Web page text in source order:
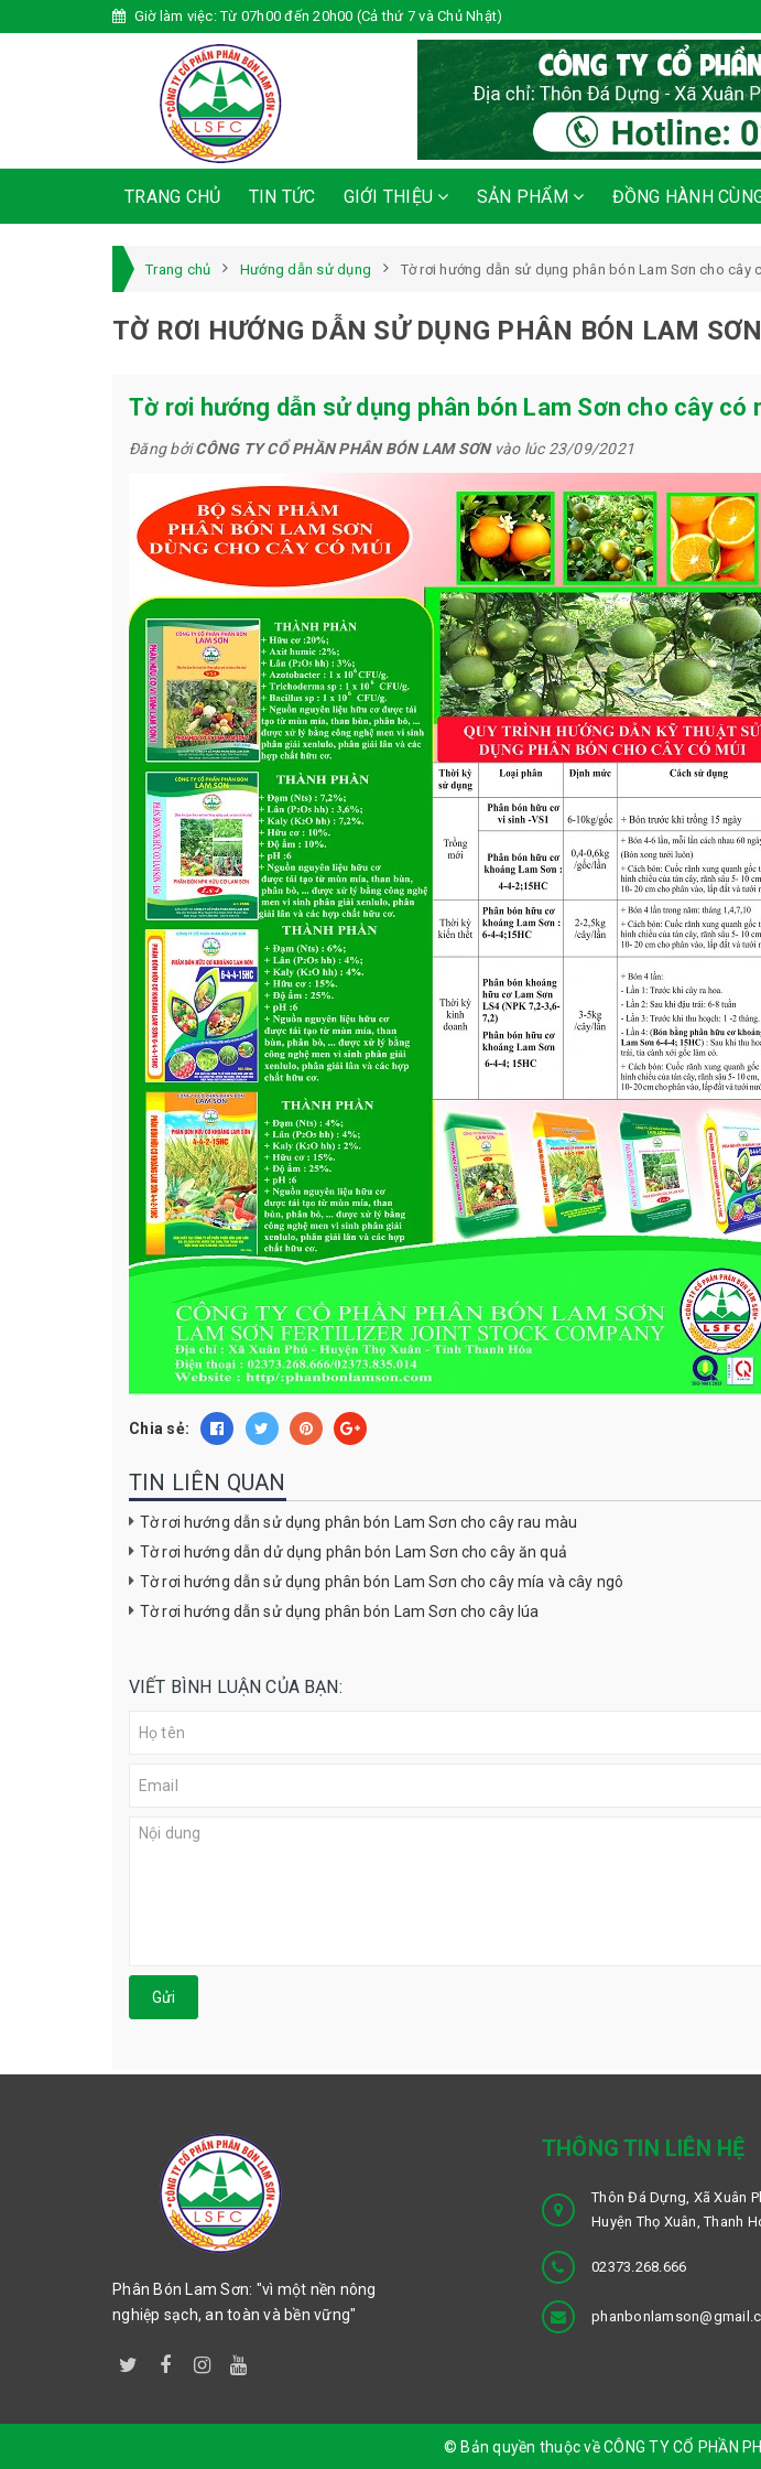
Giờ làm việc: Từ 07h00 đến 20h00 (Cả thứ 7 và Chủ Nhật)
TRANG CHỦ TIN TỨC GIỚI THIỆU SẢN PHẨM ĐỒNG HÀNH
Trang chủ Hướng dẫn sử dụng Tờ rơi hướng dẫn sử dụng phân bón Lam Sơn cho cây
TỜ RƠI HƯỚNG DẪN SỬ DỤNG PHÂN BÓN LAM
Tờ rơi hướng dẫn sử dụng phân bón Lam Sơn cho cây có
Đăng bởiCÔNG TY CỔ PHẦN PHÂN BÓN LAM SƠNvào lúc 23/09/2021
Chia sẻ:
TIN LIÊN QUAN
Tờ rơi hướng dẫn sử dụng phân bón Lam Sơn cho cây rau màu
Tờ rơi hướng dẫn dử dụng phân bón Lam Sơn cho cây ăn quả
Tờ rơi hướng dẫn sử dụng phân bón Lam Sơn cho cây mía và cây ngô
Tờ rơi hướng dẫn sử dụng phân bón Lam Sơn cho cây lúa
VIẾT BÌNH LUẬN CỦA BẠN:
Gửi
Phân Bón Lam Sơn: "vì một nền nông
nghiệp sạch, an toàn và bền vững"
THÔNG TIN LIÊN HỆ
Thôn Đá Dựng, Xã Xuân
Huyện Thọ Xuân, Thanh
02373.268.666
© Bản quyền thuộc về CÔNG TY CỔ PHẦN